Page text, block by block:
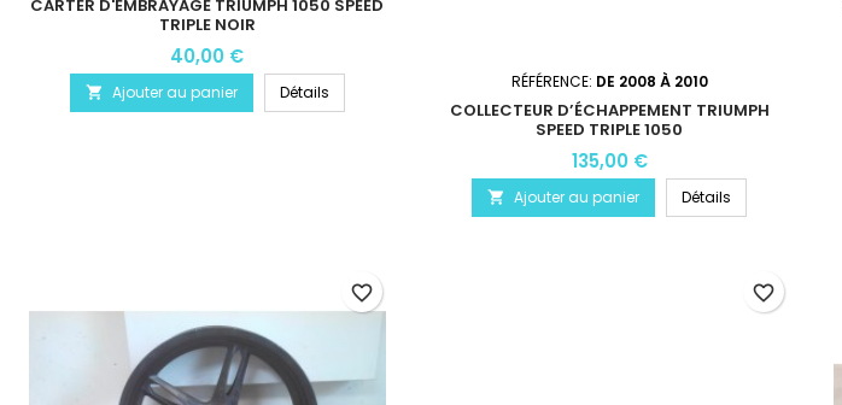
CARTER D'EMBRAYAGE TRIUMPH 1050 SPEED
TRIPLE NOIR
40,00 €
 Ajouter au panier Détails
RÉFÉRENCE: DE 2008 À 2010
COLLECTEUR D’ÉCHAPPEMENT TRIUMPH
SPEED TRIPLE 1050
135,00 €
 Ajouter au panier Détails
favorite_border favorite_border